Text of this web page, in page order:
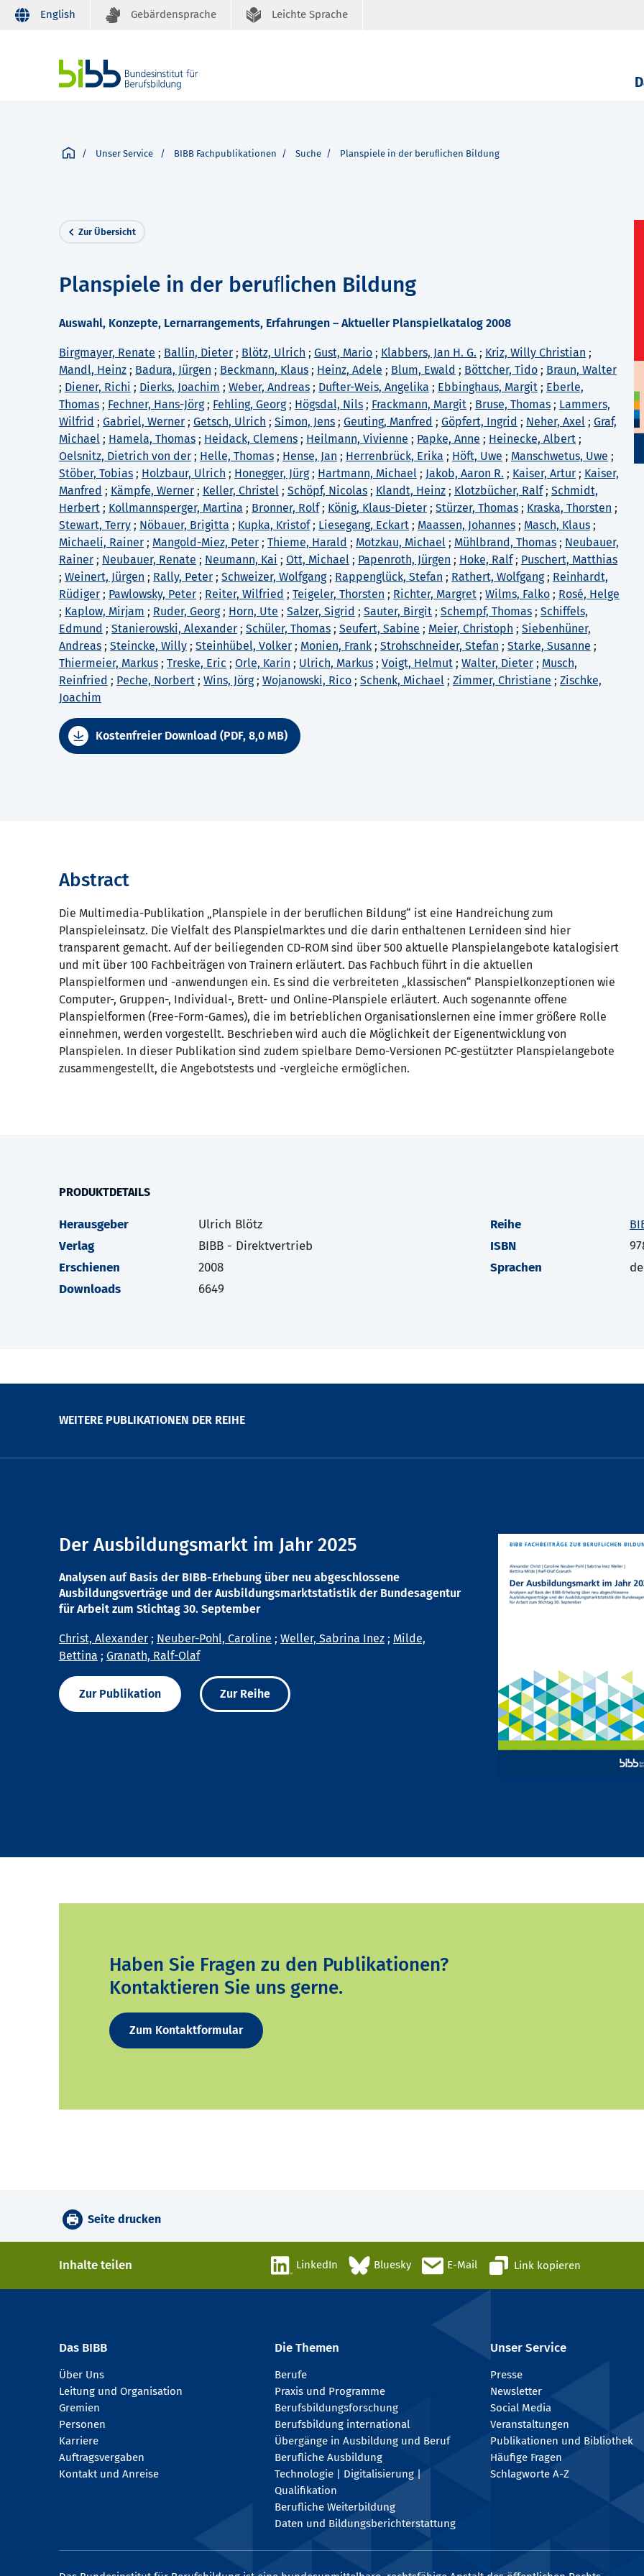
English Gebärdensprache Leichte Sprache
Unser Service BIBB Fachpublikationen Suche Planspiele in der beruﬂichen Bildung
Zur Übersicht
Planspiele in der beruﬂichen Bildung
Auswahl, Konzepte, Lernarrangements, Erfahrungen – Aktueller Planspielkatalog 2008
Birgmayer, Renate ; Ballin, Dieter ; Blötz, Ulrich ; Gust, Mario ; Klabbers, Jan H. G. ; Kriz, Willy Christian ;
Mandl, Heinz ; Badura, Jürgen ; Beckmann, Klaus ; Heinz, Adele ; Blum, Ewald ; Böttcher, Tido ; Braun, Walter
; Diener, Richi ; Dierks, Joachim ; Weber, Andreas ; Dufter-Weis, Angelika ; Ebbinghaus, Margit ; Eberle,
Thomas ; Fechner, Hans-Jörg; Fehling, Georg; Högsdal, Nils ; Frackmann, Margit ; Bruse, Thomas ; Lammers,
Wilfrid ; Gabriel, Werner ; Getsch, Ulrich ; Simon, Jens ; Geuting, Manfred ; Göpfert, Ingrid ; Neher, Axel ; Graf,
Michael ; Hamela, Thomas ; Heidack, Clemens ; Heilmann, Vivienne ; Papke, Anne ; Heinecke, Albert ;
Oelsnitz, Dietrich von der ; Helle, Thomas ; Hense, Jan ; Herrenbrück, Erika ; Höft, Uwe ; Manschwetus, Uwe ;
Stöber, Tobias ; Holzbaur, Ulrich ; Honegger, Jürg; Hartmann, Michael ; Jakob, Aaron R. ; Kaiser, Artur ; Kaiser,
Manfred ; Kämpfe, Werner ; Keller, Christel ; Schöpf, Nicolas ; Klandt, Heinz ; Klotzbücher, Ralf; Schmidt,
Herbert ; Kollmannsperger, Martina ; Bronner, Rolf; König, Klaus-Dieter ; Stürzer, Thomas ; Kraska, Thorsten ;
Stewart, Terry ; Nöbauer, Brigitta ; Kupka, Kristof; Liesegang, Eckart ; Maassen, Johannes ; Masch, Klaus ;
Michaeli, Rainer ; Mangold-Miez, Peter ; Thieme, Harald ; Motzkau, Michael ; Mühlbrand, Thomas ; Neubauer,
Rainer ; Neubauer, Renate ; Neumann, Kai ; Ott, Michael ; Papenroth, Jürgen ; Hoke, Ralf; Puschert, Matthias
; Weinert, Jürgen ; Rally, Peter ; Schweizer, Wolfgang; Rappenglück, Stefan ; Rathert, Wolfgang; Reinhardt,
Rüdiger ; Pawlowsky, Peter ; Reiter, Wilfried ; Teigeler, Thorsten ; Richter, Margret ; Wilms, Falko ; Rosé, Helge
; Kaplow, Mirjam ; Ruder, Georg; Horn, Ute ; Salzer, Sigrid ; Sauter, Birgit ; Schempf, Thomas ; Schiffels,
Edmund ; Stanierowski, Alexander ; Schüler, Thomas ; Seufert, Sabine ; Meier, Christoph ; Siebenhüner,
Andreas ; Steincke, Willy ; Steinhübel, Volker ; Monien, Frank ; Strohschneider, Stefan ; Starke, Susanne ;
Thiermeier, Markus ; Treske, Eric ; Orle, Karin ; Ulrich, Markus ; Voigt, Helmut ; Walter, Dieter ; Musch,
Reinfried ; Peche, Norbert ; Wins, Jörg; Wojanowski, Rico ; Schenk, Michael ; Zimmer, Christiane ; Zischke,
Joachim
Kostenfreier Download (PDF, 8,0 MB)
Abstract
Die Multimedia-Publikation „Planspiele in der beruﬂichen Bildung“ ist eine Handreichung zum
Planspieleinsatz. Die Vielfalt des Planspielmarktes und die darin enthaltenen Lernideen sind hier
transparent gemacht. Auf der beiliegenden CD-ROM sind über 500 aktuelle Planspielangebote katalogisiert
und mit über 100 Fachbeiträgen von Trainern erläutert. Das Fachbuch führt in die aktuellen
Planspielformen und -anwendungen ein. Es sind die verbreiteten „klassischen“ Planspielkonzeptionen wie
Computer-, Gruppen-, Individual-, Brett- und Online-Planspiele erläutert. Auch sogenannte offene
Planspielformen (Free-Form-Games), die im betrieblichen Organisationslernen eine immer größere Rolle
einnehmen, werden vorgestellt. Beschrieben wird auch die Möglichkeit der Eigenentwicklung von
Planspielen. In dieser Publikation sind zudem spielbare Demo-Versionen PC-gestützter Planspielangebote
zusammengestellt, die Angebotstests und -vergleiche ermöglichen.
PRODUKTDETAILS
Herausgeber
Ulrich Blötz
Verlag
BIBB - Direktvertrieb
Erschienen
2008
Downloads
6649
Reihe
ISBN
Sprachen
WEITERE PUBLIKATIONEN DER REIHE
Der Ausbildungsmarkt im Jahr 2025
Analysen auf Basis der BIBB-Erhebung über neu abgeschlossene
Ausbildungsverträge und der Ausbildungsmarktstatistik der Bundesagentur
für Arbeit zum Stichtag 30. September
Christ, Alexander ; Neuber-Pohl, Caroline ; Weller, Sabrina Inez ; Milde,
Bettina ; Granath, Ralf-Olaf
Zur Publikation Zur Reihe
Haben Sie Fragen zu den Publikationen?
Kontaktieren Sie uns gerne.
Zum Kontaktformular
Seite drucken
Inhalte teilen LinkedIn Bluesky E-Mail Link kopieren
Das BIBB
Über Uns
Leitung und Organisation
Gremien
Personen
Karriere
Auftragsvergaben
Kontakt und Anreise
Die Themen
Berufe
Praxis und Programme
Berufsbildungsforschung
Berufsbildung international
Übergänge in Ausbildung und Beruf
Berufliche Ausbildung
Technologie | Digitalisierung |
Qualifikation
Berufliche Weiterbildung
Daten und Bildungsberichterstattung
Unser Service
Presse
Newsletter
Social Media
Veranstaltungen
Publikationen und Bibliothek
Häufige Fragen
Schlagworte A-Z